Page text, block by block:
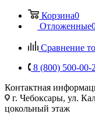
Корзина0
Отложенные
Сравнение
8 (800) 500-00-
Контактная
г. Чебоксары, ул.
цокольный этаж